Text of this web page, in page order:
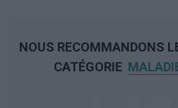
NOUS RECOMMANDONS
CATÉGORIE